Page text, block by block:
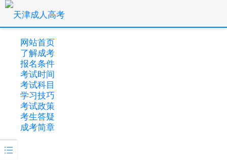
网站首页
了解成考
报名条件
考试时间
考试科目
学习技巧
考试政策
考生答疑
成考简章
